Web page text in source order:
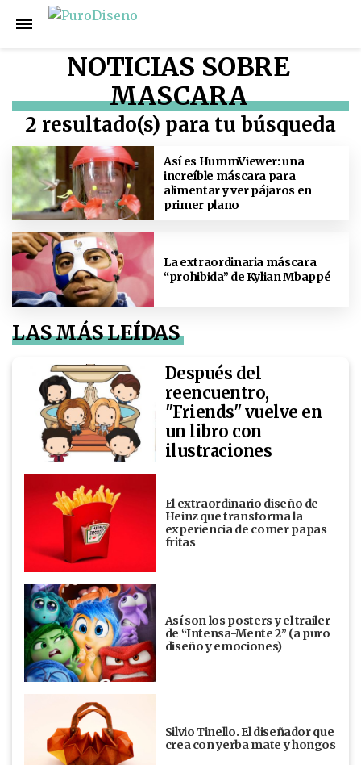
NOTICIAS SOBRE
MASCARA
2 resultado(s) para tu búsqueda
Así es HummViewer: una
increíble máscara para
alimentar y ver pájaros en
primer plano
La extraordinaria máscara
“prohibida” de Kylian Mbappé
LAS MÁS LEÍDAS
Después del
reencuentro,
"Friends" vuelve en
un libro con
ilustraciones
El extraordinario diseño de
Heinz que transforma la
experiencia de comer papas
fritas
Así son los posters y el trailer
de “Intensa-Mente 2” (a puro
diseño y emociones)
Silvio Tinello. El diseñador que
crea con yerba mate y hongos